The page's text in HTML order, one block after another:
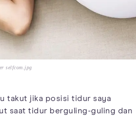
selfcom.jpg
takut jika posisi tidur saya
saat tidur berguling-guling dan